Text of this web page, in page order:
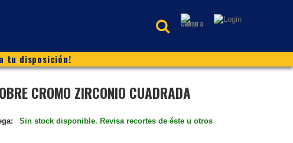
a tu disposición!
CROMO ZIRCONIO CUADRADA
Sin stock disponible. Revisa recortes de éste u otros